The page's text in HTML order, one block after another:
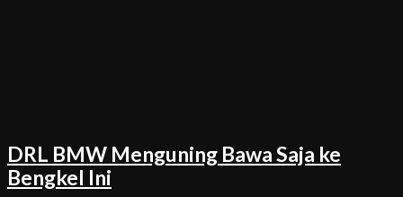
DRL BMW Menguning Bawa Saja ke
Bengkel Ini